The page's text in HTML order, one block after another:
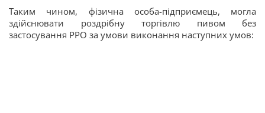
Таким чином, фізична особа-підприємець, могла
здійснювати роздрібну торгівлю пивом без
застосування РРО за умови виконання наступних умов: